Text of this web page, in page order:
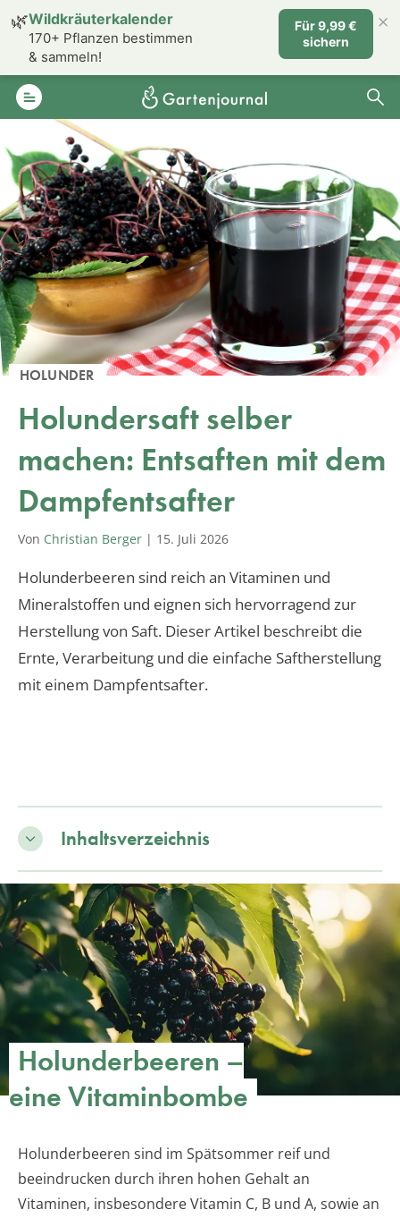
HOLUNDER
Holundersaft selber
machen: Entsaften mit dem
Dampfentsafter
Von Christian Berger | 15. Juli 2026
Holunderbeeren sind reich an Vitaminen und
Mineralstoffen und eignen sich hervorragend zur
Herstellung von Saft. Dieser Artikel beschreibt die
Ernte, Verarbeitung und die einfache Saftherstellung
mit einem Dampfentsafter.
Inhaltsverzeichnis
Holunderbeeren –
eine Vitaminbombe
Holunderbeeren sind im Spätsommer reif und
beeindrucken durch ihren hohen Gehalt an
Vitaminen, insbesondere Vitamin C, B und A, sowie an
🌿Wildkräuterkalender
170+ Pflanzen bestimmen
& sammeln!
Für 9,99 €
sichern
×